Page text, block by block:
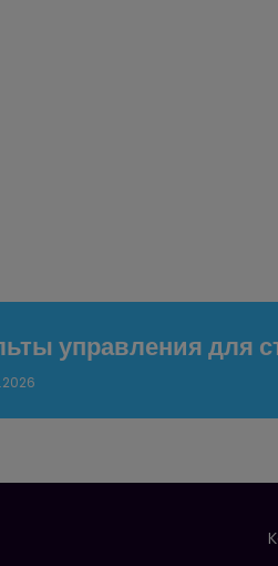
управления для